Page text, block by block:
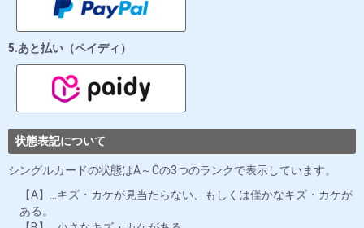
5.あと払い（ペイディ）
状態表記について
シングルカードの状態はA～Cの3つのランクで表示しています。
【A】…キズ・カケが見当たらない、もしくは僅かなキズ・カケが
ある。